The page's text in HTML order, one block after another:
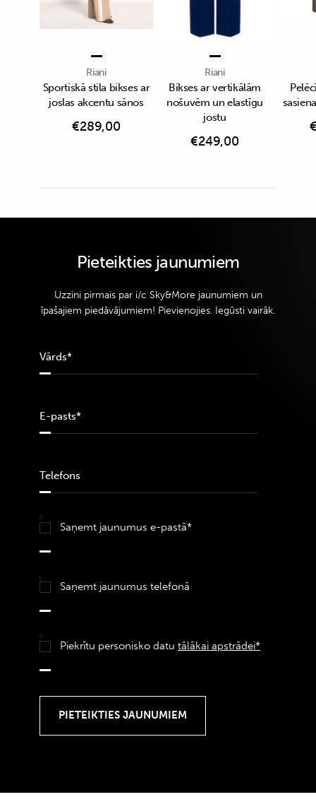
Riani
Sportiskā stila bikses ar
joslas akcentu sānos
€289,00
Riani
Bikses ar vertikālām
nošuvēm un elastīgu
jostu
€249,00
Pieteikties jaunumiem
Uzzini pirmais par i/c Sky&More jaunumiem un
īpašajiem piedāvājumiem! Pievienojies. Iegūsti vairāk.
Saņemt jaunumus e-pastā*
Saņemt jaunumus telefonā
Piekrītu personisko datu tālākai apstrādei*